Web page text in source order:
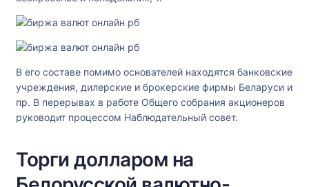
В его составе помимо основателей находятся банковские
учреждения, дилерские и брокерские фирмы Беларуси и
пр. В перерывах в работе Общего собрания акционеров
руководит процессом Наблюдательный совет.
Торги долларом на